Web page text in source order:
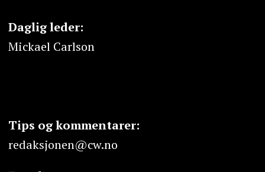
Daglig leder:
Mickael Carlson
Tips og kommentarer:
redaksjonen@cw.no